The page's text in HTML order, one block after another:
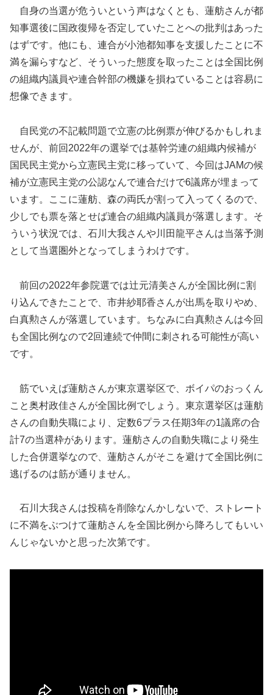
自身の当選が危ういという声はなくとも、蓮舫さんが都
知事選後に国政復帰を否定していたことへの批判はあった
はずです。他にも、連合が小池都知事を支援したことに不
満を漏らすなど、そういった態度を取ったことは全国比例
の組織内議員や連合幹部の機嫌を損ねていることは容易に
想像できます。
自民党の不記載問題で立憲の比例票が伸びるかもしれま
せんが、前回2022年の選挙では基幹労連の組織内候補が
国民民主党から立憲民主党に移っていて、今回はJAMの候
補が立憲民主党の公認なんで連合だけで6議席が埋まって
います。ここに蓮舫、森の両氏が割って入ってくるので、
少しでも票を落とせば連合の組織内議員が落選します。そ
ういう状況では、石川大我さんや川田龍平さんは当落予測
として当選圏外となってしまうわけです。
前回の2022年参院選では辻元清美さんが全国比例に割
り込んできたことで、市井紗耶香さんが出馬を取りやめ、
白真勲さんが落選しています。ちなみに白真勲さんは今回
も全国比例なので2回連続で仲間に刺される可能性が高い
です。
筋でいえば蓮舫さんが東京選挙区で、ボイパのおっくん
こと奥村政佳さんが全国比例でしょう。東京選挙区は蓮舫
さんの自動失職により、定数6プラス任期3年の1議席の合
計7の当選枠があります。蓮舫さんの自動失職により発生
した合併選挙なので、蓮舫さんがそこを避けて全国比例に
逃げるのは筋が通りません。
石川大我さんは投稿を削除なんかしないで、ストレート
に不満をぶつけて蓮舫さんを全国比例から降ろしてもいい
んじゃないかと思った次第です。